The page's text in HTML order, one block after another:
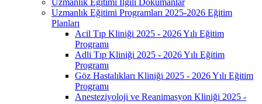
Uzmanlık Eğitimi Programları 2025-2026 Eğitim
Planları
Acil Tıp Kliniği 2025 - 2026 Yılı Eğitim
Programı
Adli Tıp Kliniği 2025 - 2026 Yılı Eğitim
Programı
Göz Hastalıkları Kliniği 2025 - 2026 Yılı Eğitim
Programı
Anesteziyoloji ve Reanimasyon Kliniği 2025 -